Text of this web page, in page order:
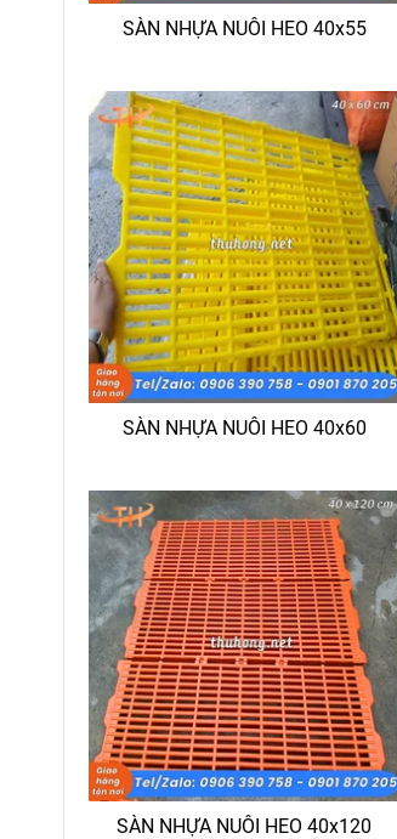
SÀN NHỰA NUÔI HEO 40x55
SÀN NHỰA NUÔI HEO 40x60
SÀN NHỰA NUÔI HEO 40x120